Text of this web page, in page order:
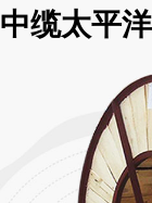
中缆太平